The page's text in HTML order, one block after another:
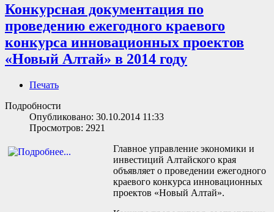
Конкурсная документация по
проведению ежегодного краевого
конкурса инновационных проектов
«Новый Алтай» в 2014 году
Печать
Подробности
Опубликовано: 30.10.2014 11:33
Просмотров: 2921
Главное управление экономики и
инвестиций Алтайского края
объявляет о проведении ежегодного
краевого конкурса инновационных
проектов «Новый Алтай».